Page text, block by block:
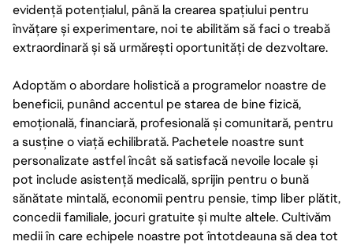
evidență potențialul, până la crearea spațiului pentru
învățare și experimentare, noi te abilităm să faci o treabă
extraordinară și să urmărești oportunități de dezvoltare.
Adoptăm o abordare holistică a programelor noastre de
beneficii, punând accentul pe starea de bine fizică,
emoțională, financiară, profesională și comunitară, pentru
a susține o viață echilibrată. Pachetele noastre sunt
personalizate astfel încât să satisfacă nevoile locale și
pot include asistență medicală, sprijin pentru o bună
sănătate mintală, economii pentru pensie, timp liber plătit,
concedii familiale, jocuri gratuite și multe altele. Cultivăm
medii în care echipele noastre pot întotdeauna să dea tot